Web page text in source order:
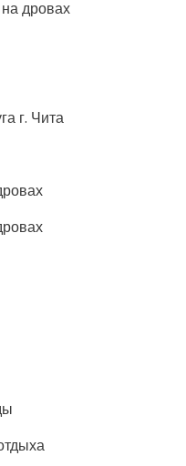
дровах
г. Чита